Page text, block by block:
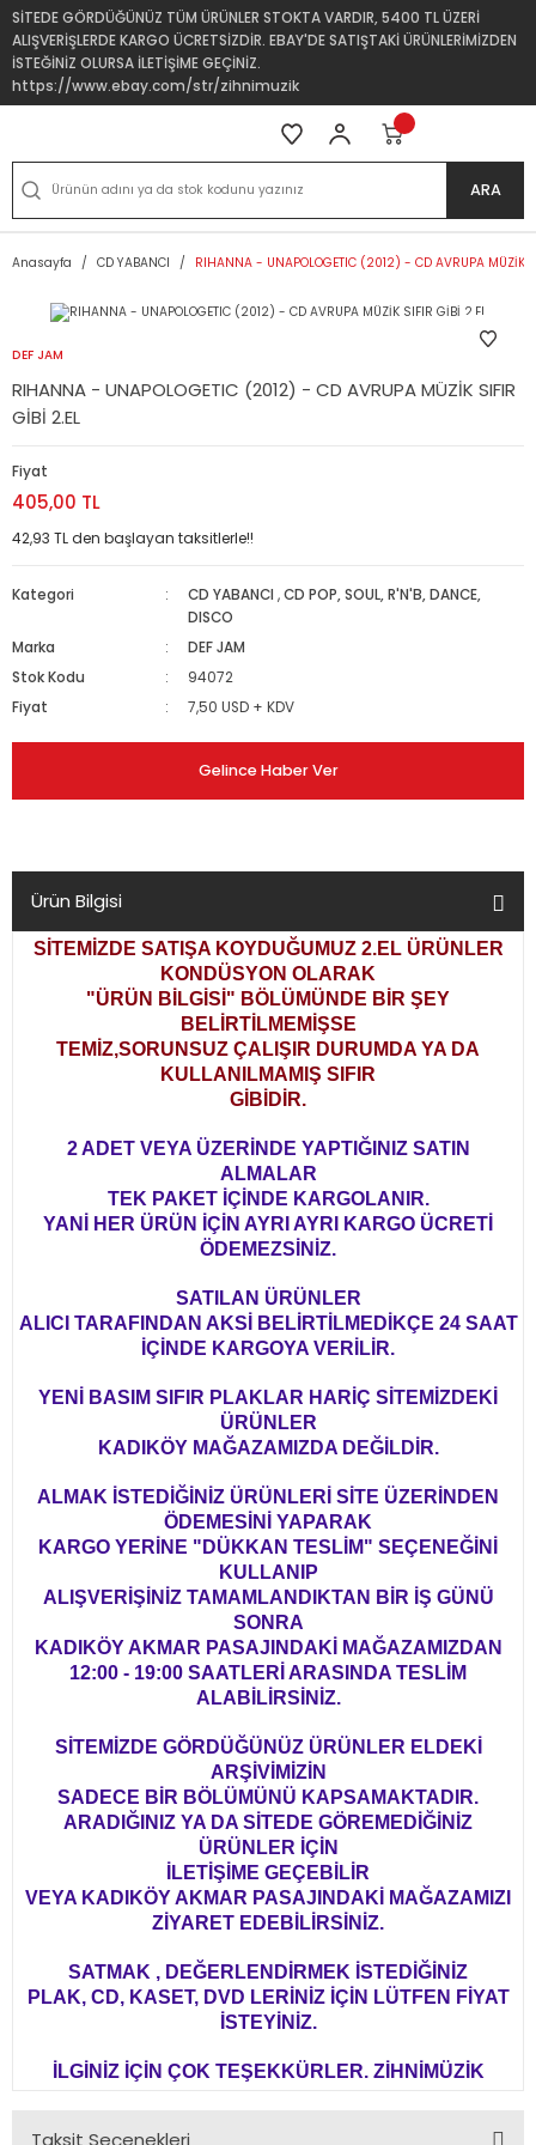
SİTEDE GÖRDÜĞÜNÜZ TÜM ÜRÜNLER STOKTA VARDIR, 5400 TL ÜZERİ
ALIŞVERİŞLERDE KARGO ÜCRETSİZDİR. EBAY'DE SATIŞTAKİ ÜRÜNLERİMİZDEN
İSTEĞİNİZ OLURSA İLETİŞİME GEÇİNİZ.
https://www.ebay.com/str/zihnimuzik
ARA
Anasayfa CD YABANCI RIHANNA - UNAPOLOGETIC (2012) - CD AVRUPA MÜZİK
DEF JAM
RIHANNA - UNAPOLOGETIC (2012) - CD AVRUPA MÜZİK SIFIR
GİBİ 2.EL
Fiyat
405,00 TL
42,93 TL den başlayan taksitlerle!!
Kategori CD YABANCI ,CD POP, SOUL, R'N'B, DANCE,
DISCO
Marka
DEF JAM
Stok Kodu
94072
Fiyat
7,50 USD + KDV
Gelince Haber Ver
Ürün Bilgisi
SİTEMİZDE SATIŞA KOYDUĞUMUZ 2.EL ÜRÜNLER
KONDÜSYON OLARAK
"ÜRÜN BİLGİSİ" BÖLÜMÜNDE BİR ŞEY
BELİRTİLMEMİŞSE
TEMİZ,SORUNSUZ ÇALIŞIR DURUMDA YA DA
KULLANILMAMIŞ SIFIR
GİBİDİR.
2 ADET VEYA ÜZERİNDE YAPTIĞINIZ SATIN
ALMALAR
TEK PAKET İÇİNDE KARGOLANIR.
YANİ HER ÜRÜN İÇİN AYRI AYRI KARGO ÜCRETİ
ÖDEMEZSİNİZ.
SATILAN ÜRÜNLER
ALICI TARAFINDAN AKSİ BELİRTİLMEDİKÇE 24 SAAT
İÇİNDE KARGOYA VERİLİR.
YENİ BASIM SIFIR PLAKLAR HARİÇ SİTEMİZDEKİ
ÜRÜNLER
KADIKÖY MAĞAZAMIZDA DEĞİLDİR.
ALMAK İSTEDİĞİNİZ ÜRÜNLERİ SİTE ÜZERİNDEN
ÖDEMESİNİ YAPARAK
KARGO YERİNE "DÜKKAN TESLİM" SEÇENEĞİNİ
KULLANIP
ALIŞVERİŞİNİZ TAMAMLANDIKTAN BİR İŞ GÜNÜ
SONRA
KADIKÖY AKMAR PASAJINDAKİ MAĞAZAMIZDAN
12:00 - 19:00 SAATLERİ ARASINDA TESLİM
ALABİLİRSİNİZ.
SİTEMİZDE GÖRDÜĞÜNÜZ ÜRÜNLER ELDEKİ
ARŞİVİMİZİN
SADECE BİR BÖLÜMÜNÜ KAPSAMAKTADIR.
ARADIĞINIZ YA DA SİTEDE GÖREMEDİĞİNİZ
ÜRÜNLER İÇİN
İLETİŞİME GEÇEBİLİR
VEYA KADIKÖY AKMAR PASAJINDAKİ MAĞAZAMIZI
ZİYARET EDEBİLİRSİNİZ.
SATMAK , DEĞERLENDİRMEK İSTEDİĞİNİZ
PLAK, CD, KASET, DVD LERİNİZ İÇİN LÜTFEN FİYAT
İSTEYİNİZ.
İLGİNİZ İÇİN ÇOK TEŞEKKÜRLER. ZİHNİMÜZİK
Taksit Seçenekleri